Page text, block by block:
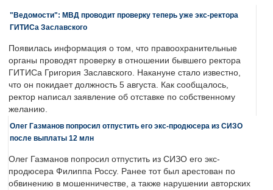
"Ведомости": МВД проводит проверку теперь уже экс-ректора
ГИТИСа Заславского
Появилась информация о том, что правоохранительные
органы проводят проверку в отношении бывшего ректора
ГИТИСа Григория Заславского. Накануне стало известно,
что он покидает должность 5 августа. Как сообщалось,
ректор написал заявление об отставке по собственному
желанию.
Олег Газманов попросил отпустить его экс-продюсера из СИЗО
после выплаты 12 млн
Олег Газманов попросил отпустить из СИЗО его экс-
продюсера Филиппа Россу. Ранее тот был арестован по
обвинению в мошенничестве, а также нарушении авторских